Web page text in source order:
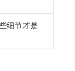
细节才是